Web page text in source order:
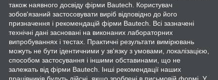
також наявного досвіду фірми Bautech. Користувач
зобов'язаний застосовувати виріб відповідно до його
призначення і рекомендацій фірми Bautech. Всі зазначені
технічні дані засновані на виконаних лабораторних
випробуваннях і тестах. Практичні результати вимірювань
можуть не бути ідентичними у зв'язку з умовами, локалізацією,
способом застосування і іншими обставинами, що не
залежать від фірми Bautech. Інші рекомендації наших